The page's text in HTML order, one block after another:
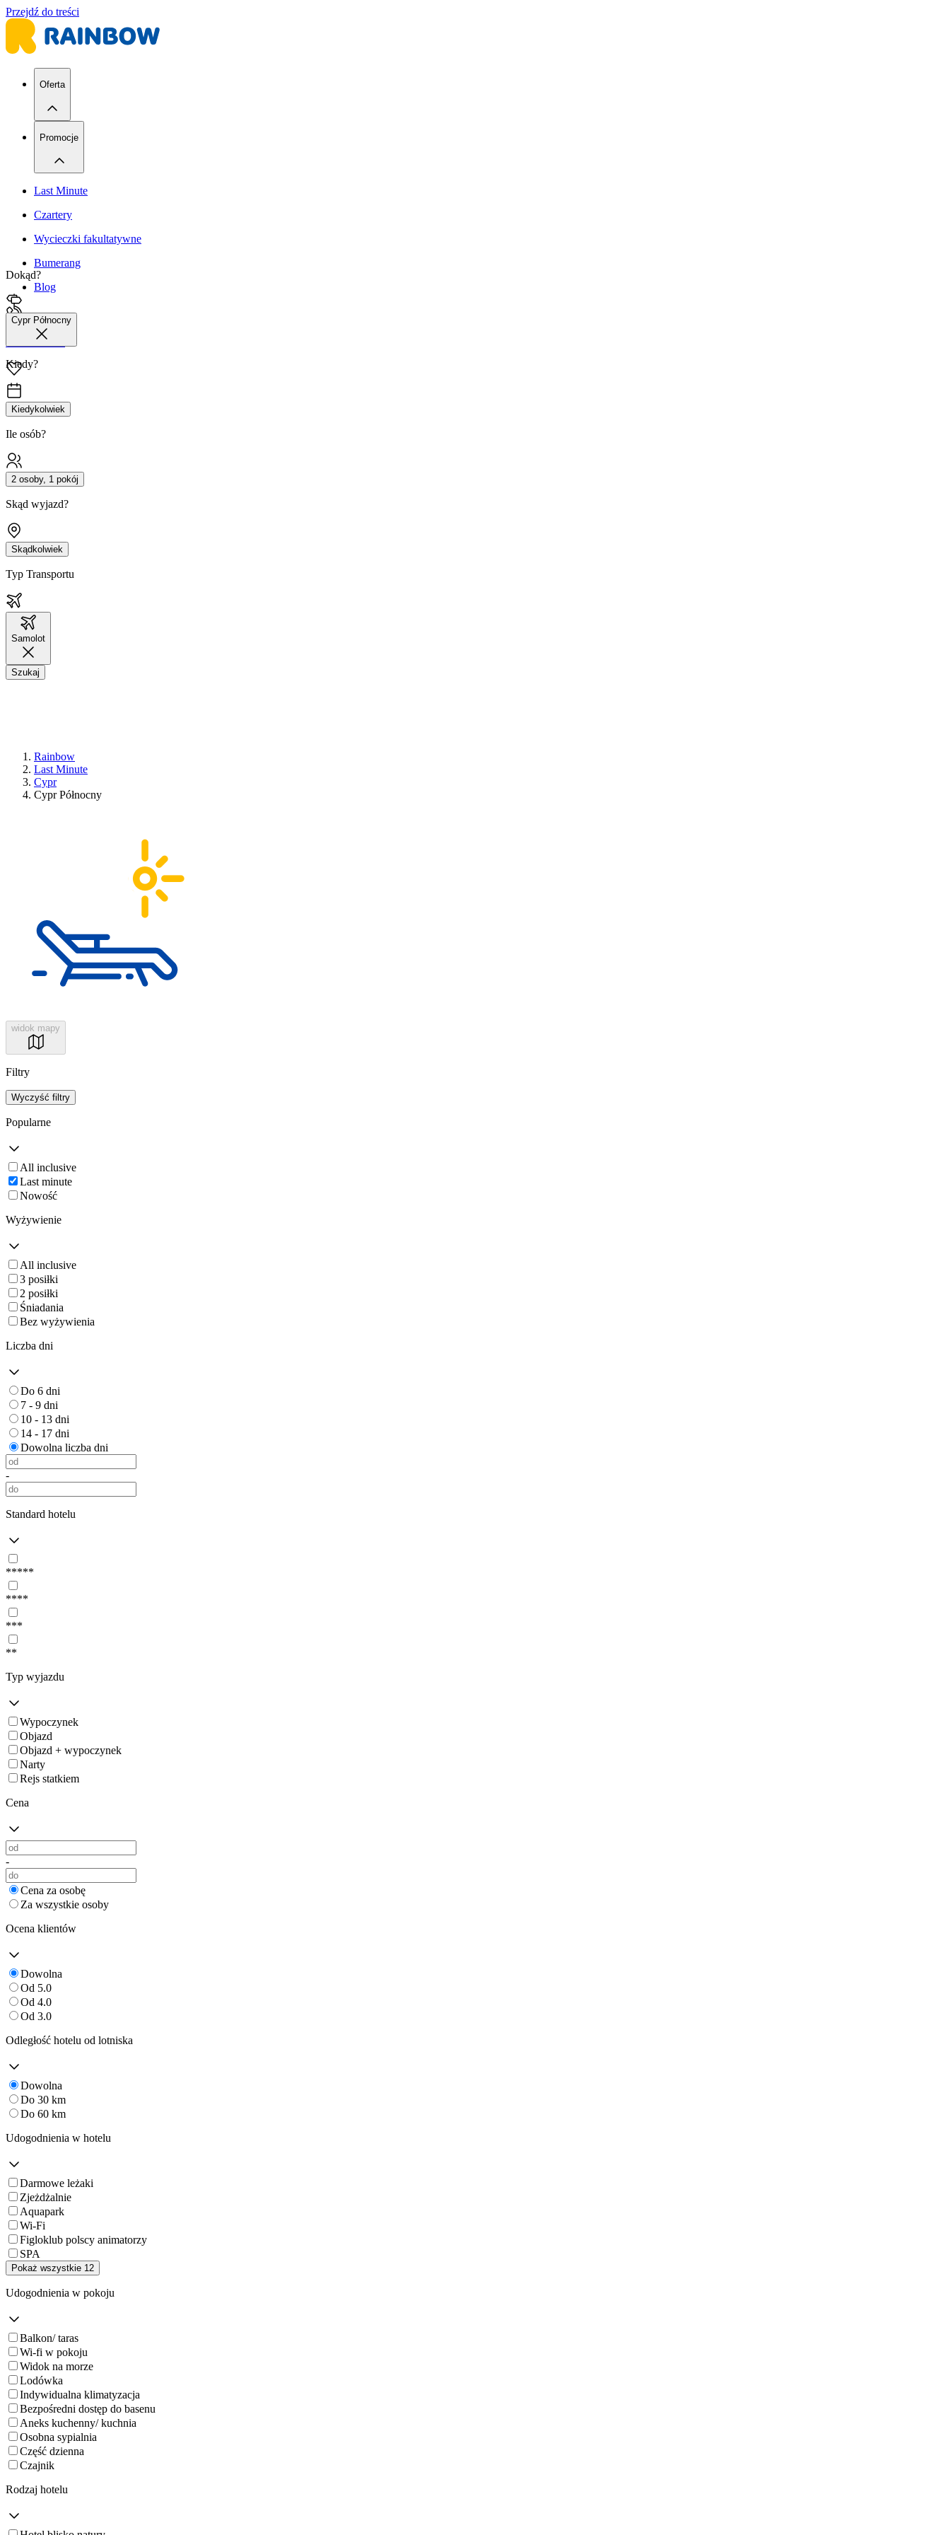
Przejdź do treści
Oferta
Promocje
Last Minute
Czartery
Wycieczki fakultatywne
Bumerang
Blog
42 680 38 51
Dokąd?
Cypr Północny
Kiedy?
Kiedykolwiek
Ile osób?
2 osoby, 1 pokój
Skąd wyjazd?
Skądkolwiek
Typ Transportu
Samolot
Szukaj
Rainbow
Last Minute
Cypr
Cypr Północny
widok mapy
Filtry
Wyczyść filtry
Popularne
All inclusive
Last minute
Nowość
Wyżywienie
All inclusive
3 posiłki
2 posiłki
Śniadania
Bez wyżywienia
Liczba dni
Do 6 dni
7 - 9 dni
10 - 13 dni
14 - 17 dni
Dowolna liczba dni
-
Standard hotelu
*****
****
***
**
Typ wyjazdu
Wypoczynek
Objazd
Objazd + wypoczynek
Narty
Rejs statkiem
Cena
-
Cena za osobę
Za wszystkie osoby
Ocena klientów
Dowolna
Od 5.0
Od 4.0
Od 3.0
Odległość hotelu od lotniska
Dowolna
Do 30 km
Do 60 km
Udogodnienia w hotelu
Darmowe leżaki
Zjeżdżalnie
Aquapark
Wi-Fi
Figloklub polscy animatorzy
SPA
Pokaż wszystkie 12
Udogodnienia w pokoju
Balkon/ taras
Wi-fi w pokoju
Widok na morze
Lodówka
Indywidualna klimatyzacja
Bezpośredni dostęp do basenu
Aneks kuchenny/ kuchnia
Osobna sypialnia
Część dzienna
Czajnik
Rodzaj hotelu